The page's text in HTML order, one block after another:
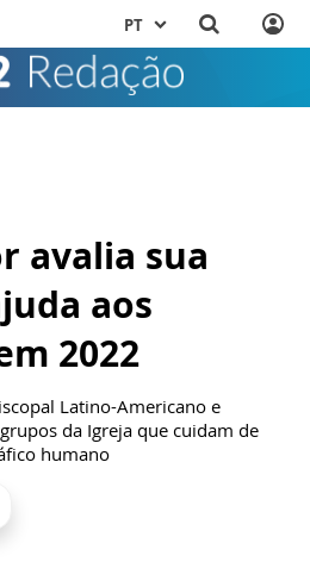
PT
avalia sua
aos
2022
Latino-Americano e
da Igreja que cuidam de
humano